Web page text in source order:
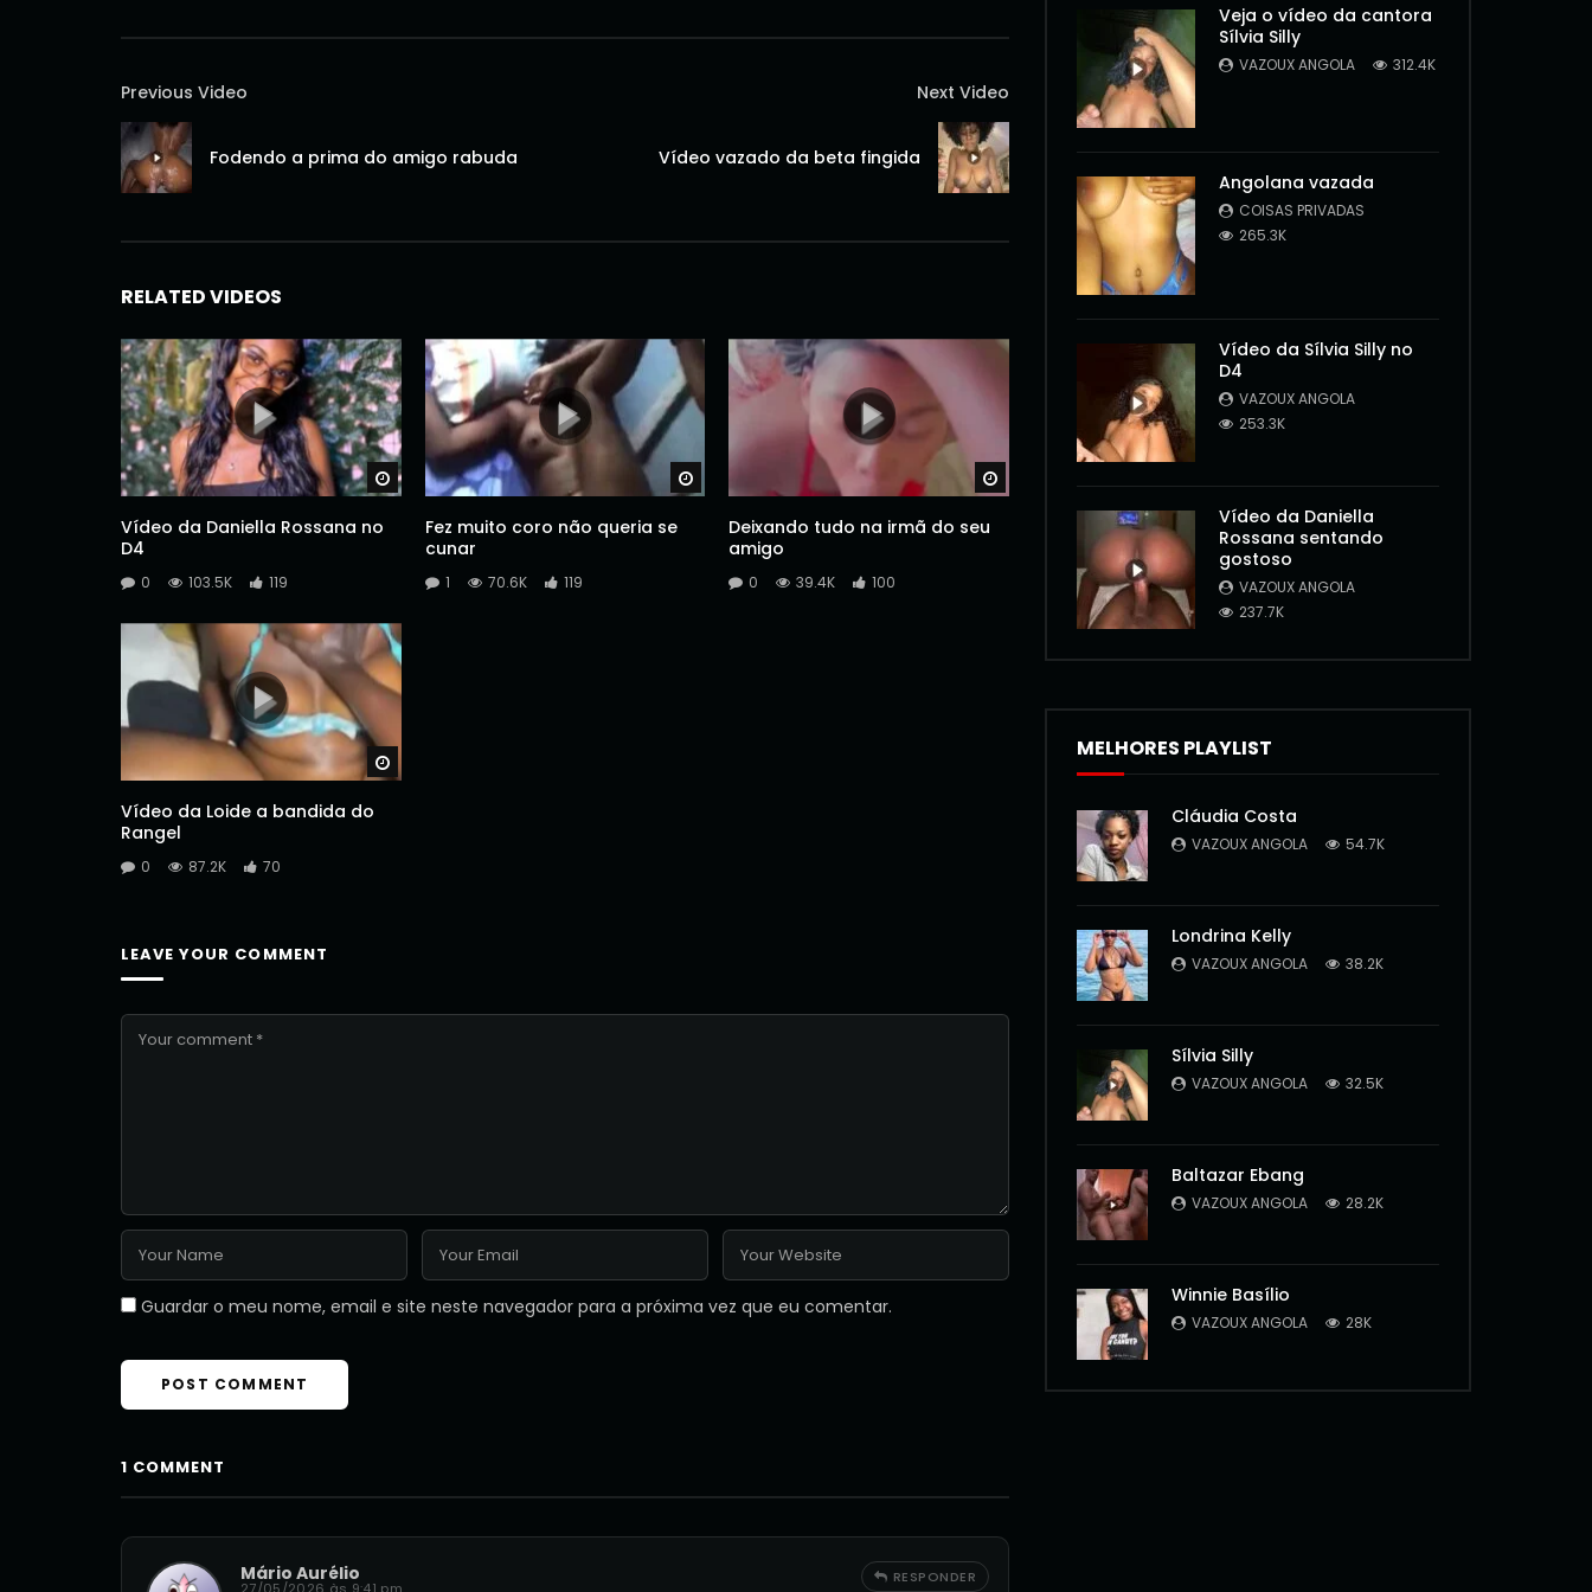
Previous Video
Fodendo a prima do amigo rabuda
Next Video
Vídeo vazado da beta fingida
RELATED VIDEOS
Watch Later
Vídeo da Daniella Rossana no
D4
0 103.5K 119
Fez muito coro não queria se
cunar
1 70.6K 119
Deixando tudo na irmã do seu
amigo
0 39.4K 100
Vídeo da Loide a bandida do
Rangel
0 87.2K 70
LEAVE YOUR COMMENT
Guardar o meu nome, email e site neste navegador para a próxima vez que eu comentar.
1 COMMENT
Mário Aurélio
27/05/2026 às 9:41 pm
RESPONDER
Veja o vídeo da cantora
Sílvia Silly
VAZOUX ANGOLA 312.4K
Angolana vazada
COISAS PRIVADAS
265.3K
Vídeo da Sílvia Silly no
D4
VAZOUX ANGOLA
253.3K
Vídeo da Daniella
Rossana sentando
gostoso
VAZOUX ANGOLA
237.7K
MELHORES PLAYLIST
Cláudia Costa
VAZOUX ANGOLA 54.7K
Londrina Kelly
VAZOUX ANGOLA 38.2K
Sílvia Silly
VAZOUX ANGOLA 32.5K
Baltazar Ebang
VAZOUX ANGOLA 28.2K
Winnie Basílio
VAZOUX ANGOLA 28K